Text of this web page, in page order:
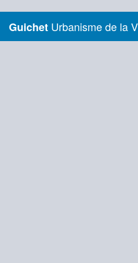
Guichet Urbanisme de la